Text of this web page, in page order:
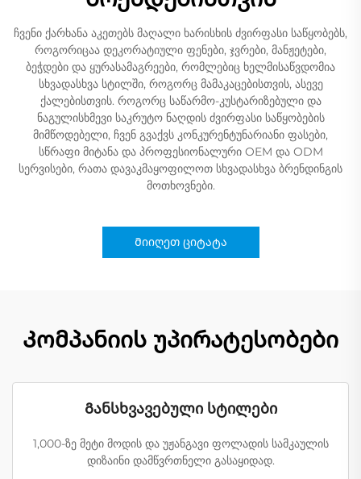
ჩვენი ქარხანა აკეთებს მაღალი ხარისხის ძვირფასი საწყობებს,
როგორიცაა დეკორატიული ფენები, ჯვრები, მანჟეტები,
ბეჭდები და ყურასამაგრეები, რომლებიც ხელმისაწვდომია
სხვადასხვა სტილში, როგორც მამაკაცებისთვის, ასევე
ქალებისთვის. როგორც საწარმო-კუსტარიზებული და
ნაგულისხმევი საკრუტო ნაღდის ძვირფასი საწყობების
მიმწოდებელი, ჩვენ გვაქვს კონკურენტუნარიანი ფასები,
სწრაფი მიტანა და პროფესიონალური OEM და ODM
სერვისები, რათა დავაკმაყოფილოთ სხვადასხვა ბრენდინგის
მოთხოვნები.
Მიიღეთ ციტატა
Კომპანიის უპირატესობები
Განსხვავებული სტილები
1,000-ზე მეტი მოდის და უჟანგავი ფოლადის სამკაულის
დიზაინი დამწვრთნელი გასაყიდად.